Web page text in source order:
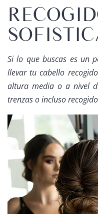
Si lo que buscas es un
llevar tu cabello
altura media o a nivel
trenzas o incluso